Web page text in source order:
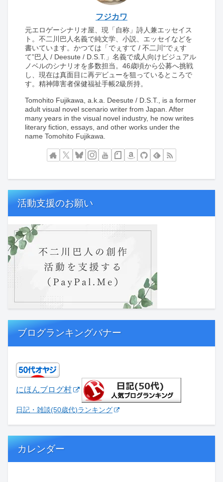
フジカワ
元エロゲーシナリオ屋、現「自称」詩人兼エッセイス
ト。不二川巴人名義で純文学、小説、エッセイなどを
書いています。かつては「でぇすて / 不二川“でぇす
て”巴人 / Deesute / D.S.T.」名義で成人向けビジュアル
ノベルのシナリオを多数担当。46歳頃から公募へ挑戦
し、現在は真面目に再デビューを狙っているところで
す。精神障害者保健福祉手帳2級所持。
Tomohito Fujikawa, a.k.a. Deesute / D.S.T., is a former
adult visual novel scenario writer from Japan. After
many years in the visual novel industry, he now writes
literary fiction, essays, and other works under the
name Tomohito Fujikawa.
活動支援のお願い
ブログランキングバナー
にほんブログ村
日記・雑談(50歳代)ランキング
カレンダー